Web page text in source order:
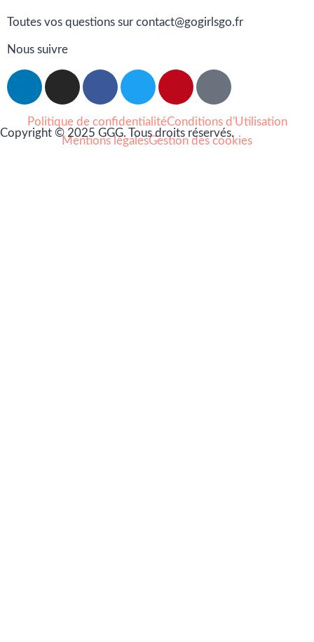
Toutes vos questions sur contact@gogirlsgo.fr
Nous suivre
Copyright © 2025 GGG. Tous droits réservés.
Politique de confidentialitéConditions d'Utilisation
Mentions légalesGestion des cookies